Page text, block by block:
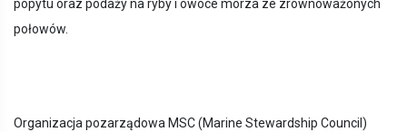
popytu oraz podaży na ryby i owoce morza ze zrównoważonych
połowów.
Organizacja pozarządowa MSC (Marine Stewardship Council)